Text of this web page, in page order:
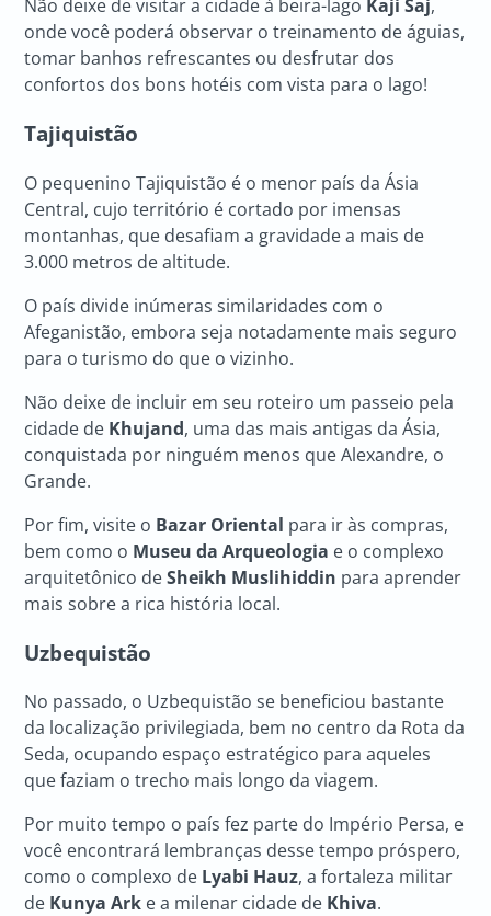
Não deixe de visitar a cidade à beira-lago Kaji Saj,
onde você poderá observar o treinamento de águias,
tomar banhos refrescantes ou desfrutar dos
confortos dos bons hotéis com vista para o lago!
Tajiquistão
O pequenino Tajiquistão é o menor país da Ásia
Central, cujo território é cortado por imensas
montanhas, que desafiam a gravidade a mais de
3.000 metros de altitude.
O país divide inúmeras similaridades com o
Afeganistão, embora seja notadamente mais seguro
para o turismo do que o vizinho.
Não deixe de incluir em seu roteiro um passeio pela
cidade de Khujand, uma das mais antigas da Ásia,
conquistada por ninguém menos que Alexandre, o
Grande.
Por fim, visite o Bazar Oriental para ir às compras,
bem como o Museu da Arqueologia e o complexo
arquitetônico deSheikh Muslihiddin para aprender
mais sobre a rica história local.
Uzbequistão
No passado, o Uzbequistão se beneficiou bastante
da localização privilegiada, bem no centro da Rota da
Seda, ocupando espaço estratégico para aqueles
que faziam o trecho mais longo da viagem.
Por muito tempo o país fez parte do Império Persa, e
você encontrará lembranças desse tempo próspero,
como o complexo de Lyabi Hauz, a fortaleza militar
de Kunya Ark e a milenar cidade de Khiva.